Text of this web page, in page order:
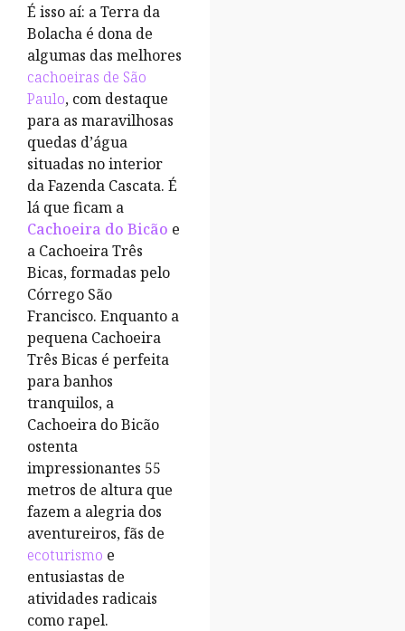
É isso aí: a Terra da
Bolacha é dona de
algumas das melhores
cachoeiras de São
Paulo, com destaque
para as maravilhosas
quedas d’água
situadas no interior
da Fazenda Cascata. É
lá que ficam a
Cachoeira do Bicão e
a Cachoeira Três
Bicas, formadas pelo
Córrego São
Francisco. Enquanto a
pequena Cachoeira
Três Bicas é perfeita
para banhos
tranquilos, a
Cachoeira do Bicão
ostenta
impressionantes 55
metros de altura que
fazem a alegria dos
aventureiros, fãs de
ecoturismo e
entusiastas de
atividades radicais
como rapel.